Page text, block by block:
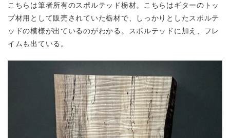
こちらは筆者所有のスポルテッド栃材。こちらはギターのトッ
プ材用として販売されていた栃材で、しっかりとしたスポルテ
ッドの模様が出ているのがわかる。スポルテッドに加え、フレ
イムも出ている。